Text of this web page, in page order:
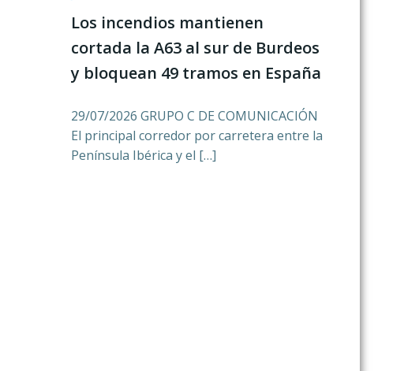
Los incendios mantienen
cortada la A63 al sur de Burdeos
y bloquean 49 tramos en España
29/07/2026 GRUPO C DE COMUNICACIÓN
El principal corredor por carretera entre la
Península Ibérica y el […]